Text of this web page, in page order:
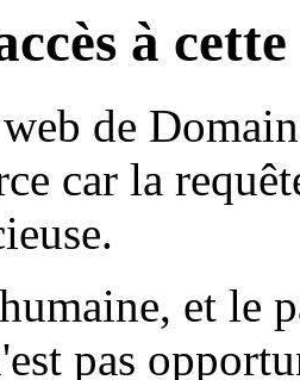
à
de
car la
et le
pas